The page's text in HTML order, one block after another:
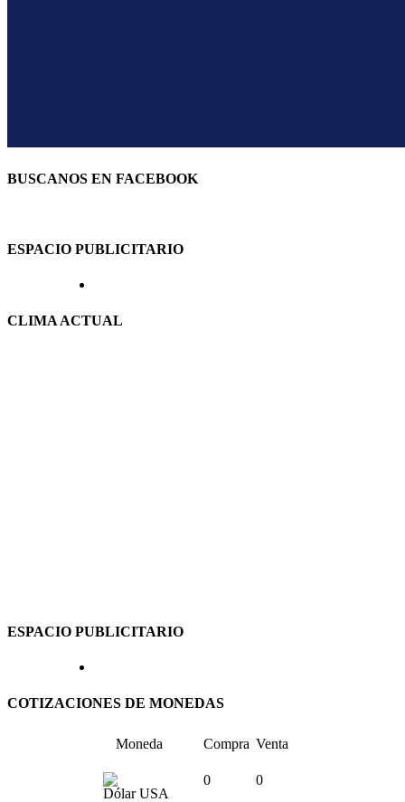
BUSCANOS EN FACEBOOK
ESPACIO PUBLICITARIO
CLIMA ACTUAL
ESPACIO PUBLICITARIO
COTIZACIONES DE MONEDAS
Moneda Compra Venta
Dólar USA
0 0